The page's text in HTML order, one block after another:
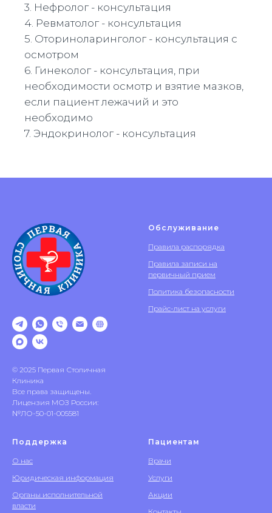
3.⁠ ⁠⁠Нефролог - консультация
4.⁠ ⁠⁠Ревматолог - консультация
5.⁠ ⁠⁠Оториноларинголог - консультация с
осмотром
6.⁠ ⁠⁠Гинеколог - консультация, при
необходимости осмотр и взятие мазков,
если пациент лежачий и это
необходимо
7.⁠ ⁠⁠Эндокринолог - консультация
© 2025 Первая Столичная
Клиника
Все права защищены.
Лицензия МОЗ России:
№ЛО-50-01-005581
Обслуживание
Правила распорядка
Правила записи на
первичный прием
Политика безопасности
Прайс-лист на услуги
Поддержка
О нас
Юридическая информация
Органы исполнительной
власти
Пациентам
Врачи
Услуги
Акции